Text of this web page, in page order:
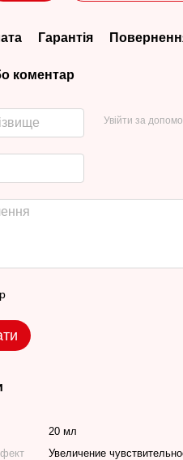
Гарантія
коментар
Увійти за
20 мл
Увеличение